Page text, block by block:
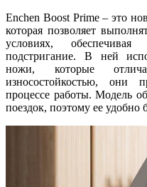
Enchen Boost Prime – это
которая позволяет
условиях,
подстригание. В ней
ножи, которые
износостойкостью, они
процессе работы. Модель
поездок, поэтому ее удобно